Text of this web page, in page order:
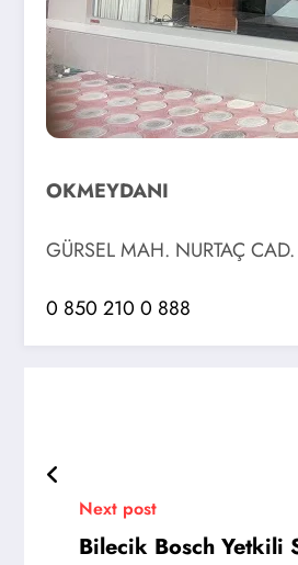
OKMEYDANI
GÜRSEL MAH. NURTAÇ
0 850 210 0 888
Next post
Bilecik Bosch Yetkili